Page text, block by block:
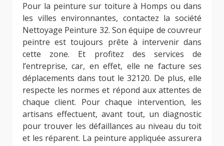
Pour la peinture sur toiture à Homps ou dans
les villes environnantes, contactez la société
Nettoyage Peinture 32. Son équipe de couvreur
peintre est toujours prête à intervenir dans
cette zone. Et profitez des services de
l’entreprise, car, en effet, elle ne facture ses
déplacements dans tout le 32120. De plus, elle
respecte les normes et répond aux attentes de
chaque client. Pour chaque intervention, les
artisans effectuent, avant tout, un diagnostic
pour trouver les défaillances au niveau du toit
et les réparent. La peinture appliquée assurera